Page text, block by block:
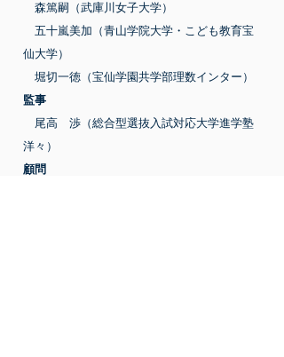
森篤嗣（武庫川女子大学）
五十嵐美加（青山学院大学・こども教育宝
仙大学）
堀切一徳（宝仙学園共学部理数インター）
監事
尾高 渉（総合型選抜入試対応大学進学塾
洋々）
顧問